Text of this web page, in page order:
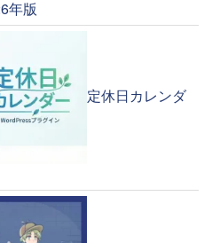
年版
定休日カレンダ